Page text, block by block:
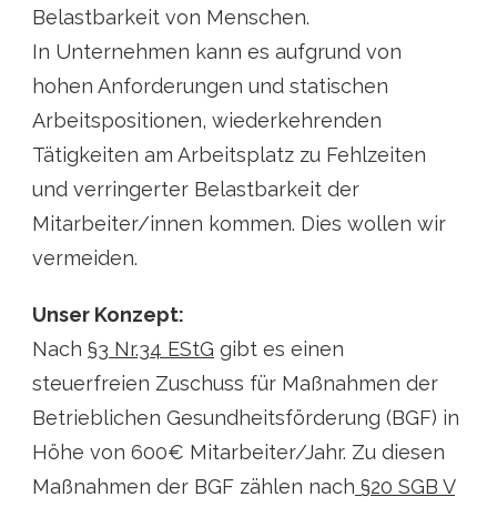
Belastbarkeit von Menschen.
In Unternehmen kann es aufgrund von
hohen Anforderungen und statischen
Arbeitspositionen, wiederkehrenden
Tätigkeiten am Arbeitsplatz zu Fehlzeiten
und verringerter Belastbarkeit der
Mitarbeiter/innen kommen. Dies wollen wir
vermeiden.
Unser Konzept:
Nach §3 Nr.34 EStG gibt es einen
steuerfreien Zuschuss für Maßnahmen der
Betrieblichen Gesundheitsförderung (BGF) in
Höhe von 600€ Mitarbeiter/Jahr. Zu diesen
Maßnahmen der BGF zählen nach §20 SGB V